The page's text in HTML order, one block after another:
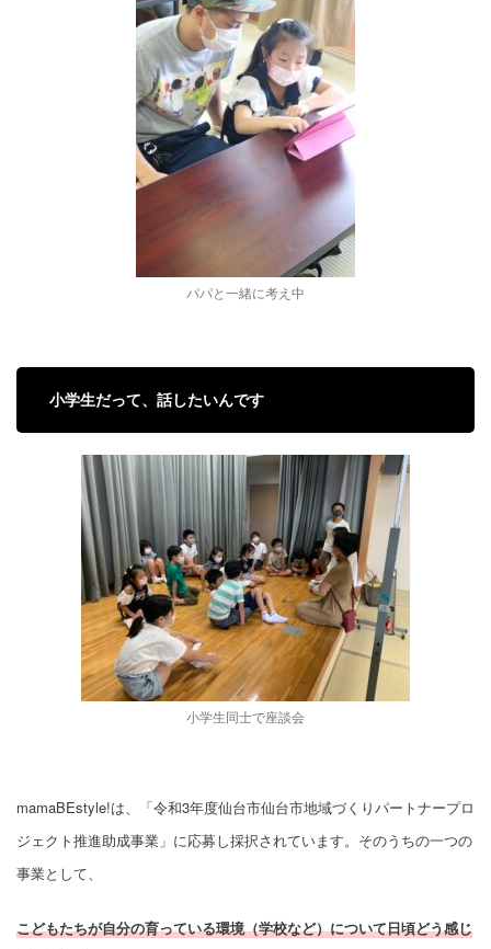
パパと一緒に考え中
小学生だって、話したいんです
小学生同士で座談会
mamaBEstyle!は、「令和3年度仙台市仙台市地域づくりパートナープロ
ジェクト推進助成事業」に応募し採択されています。そのうちの一つの
事業として、
こどもたちが自分の育っている環境（学校など）について日頃どう感じ